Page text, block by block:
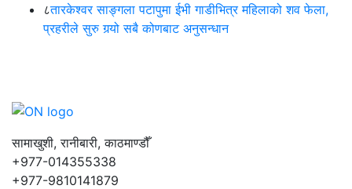
८तारकेश्वर साङ्गला पटापुमा ईभी गाडीभित्र महिलाको शव फेला,
प्रहरीले सुरु गर्‍यो सबै कोणबाट अनुसन्धान
सामाखुशी, रानीबारी, काठमाण्डौँ
+977-014355338
+977-9810141879